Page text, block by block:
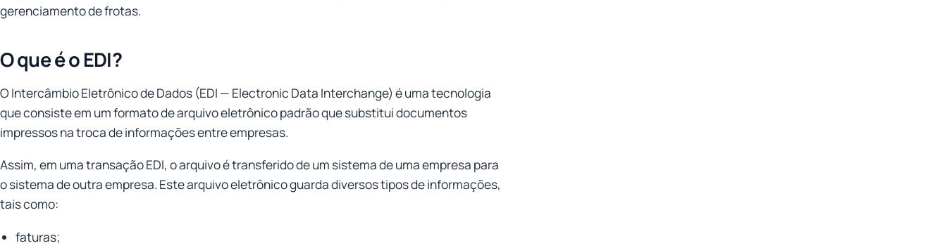
gerenciamento de frotas.
O que é o EDI?
O Intercâmbio Eletrônico de Dados (EDI — Electronic Data Interchange) é uma tecnologia
que consiste em um formato de arquivo eletrônico padrão que substitui documentos
impressos na troca de informações entre empresas.
Assim, em uma transação EDI, o arquivo é transferido de um sistema de uma empresa para
o sistema de outra empresa. Este arquivo eletrônico guarda diversos tipos de informações,
tais como:
faturas;